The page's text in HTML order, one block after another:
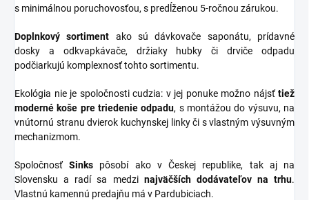
s minimálnou poruchovosťou, s predĺženou 5-ročnou zárukou.
Doplnkový sortiment ako sú dávkovače saponátu, prídavné
dosky a odkvapkávače, držiaky hubky či drviče odpadu
podčiarkujú komplexnosť tohto sortimentu.
Ekológia nie je spoločnosti cudzia: v jej ponuke možno nájsťtiež
moderné koše pre triedenie odpadu, s montážou do výsuvu, na
vnútornú stranu dvierok kuchynskej linky či s vlastným výsuvným
mechanizmom.
SpoločnosťSinks pôsobí ako v Českej republike, tak aj na
Slovensku a radí sa medzi najväčších dodávateľov na trhu.
Vlastnú kamennú predajňu má v Pardubiciach.